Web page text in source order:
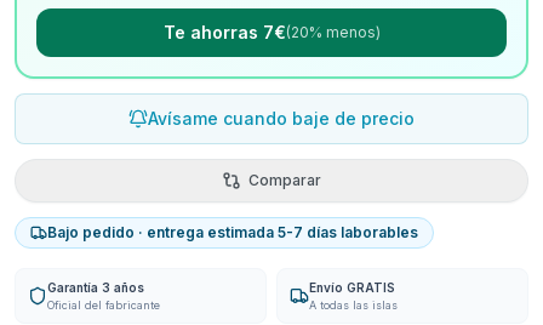
Te ahorras 7€(20% menos)
Avísame cuando baje de precio
Comparar
Bajo pedido · entrega estimada 5-7 días laborables
Garantía 3 años
Oficial del fabricante
Envío GRATIS
A todas las islas